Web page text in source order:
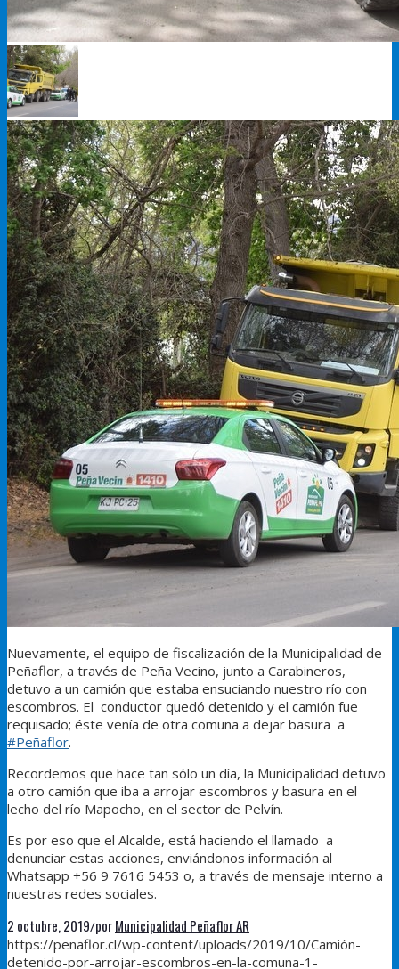
Nuevamente, el equipo de fiscalización de la Municipalidad de
Peñaflor, a través de Peña Vecino, junto a Carabineros,
detuvo a un camión que estaba ensuciando nuestro río con
escombros. El conductor quedó detenido y el camión fue
requisado; éste venía de otra comuna a dejar basura a
#Peñaflor.
Recordemos que hace tan sólo un día, la Municipalidad detuvo
a otro camión que iba a arrojar escombros y basura en el
lecho del río Mapocho, en el sector de Pelvín.
Es por eso que el Alcalde, está haciendo el llamado a
denunciar estas acciones, enviándonos información al
Whatsapp +56 9 7616 5453 o, a través de mensaje interno a
nuestras redes sociales.
2 octubre, 2019/porMunicipalidad Peñaflor AR
https://penaflor.cl/wp-content/uploads/2019/10/Camión-
detenido-por-arrojar-escombros-en-la-comuna-1-